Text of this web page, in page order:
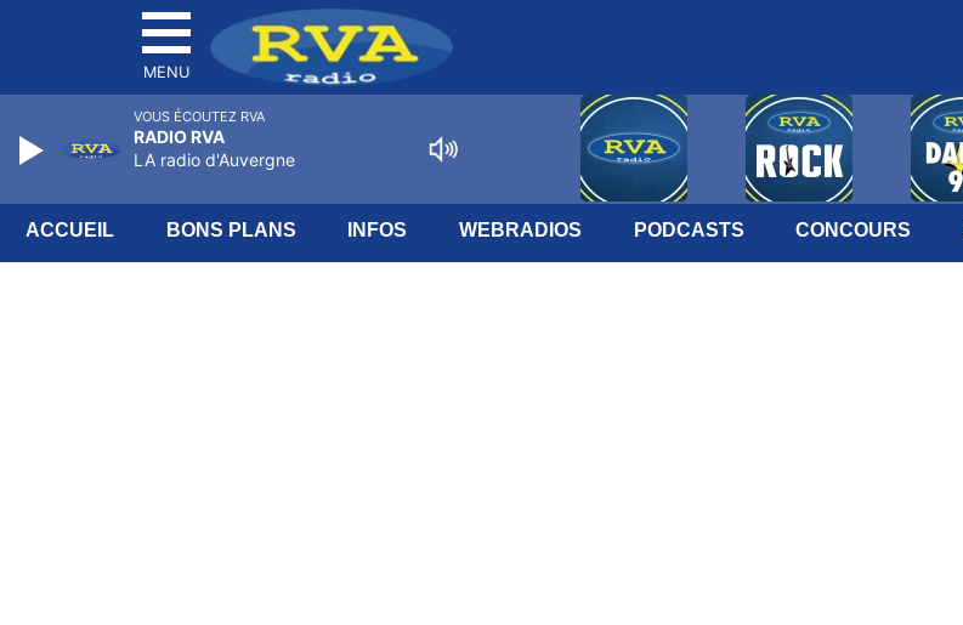
MENU
ACCUEIL BONS PLANS INFOS WEBRADIOS PODCASTS CONCOURS
VOUS ÉCOUTEZ RVA
RADIO RVA
LA radio d'Auvergne